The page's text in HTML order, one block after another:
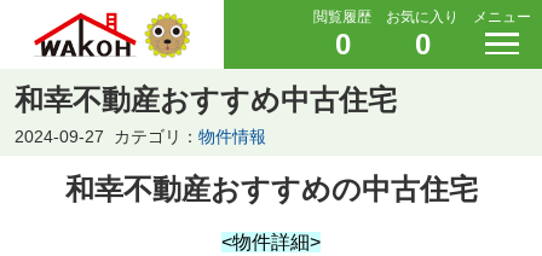
閲覧履歴
0
お気に入り
0
メニュー
和幸不動産おすすめ中古住宅
2024-09-27 カテゴリ： 物件情報
和幸不動産おすすめの中古住宅
<物件詳細>